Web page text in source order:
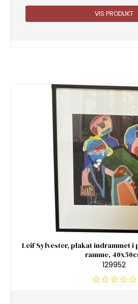
VIS PRODUKT
Leif Sylvester, plakat indrammet i
ramme,
129952